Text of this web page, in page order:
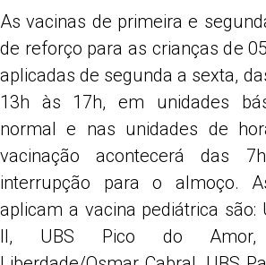
As vacinas de primeira e
de reforço para as crianças de
aplicadas de segunda a sexta,
13h às 17h, em unidades
normal e nas unidades de
vacinação acontecerá das
interrupção para o almoço.
aplicam a vacina pediátrica são:
II, UBS Pico do Amor,